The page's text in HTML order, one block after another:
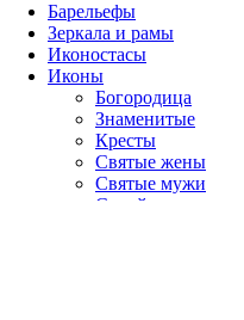
Барельефы
Зеркала и рамы
Иконостасы
Иконы
Богородица
Знаменитые
Кресты
Святые жены
Святые мужи
Семейные